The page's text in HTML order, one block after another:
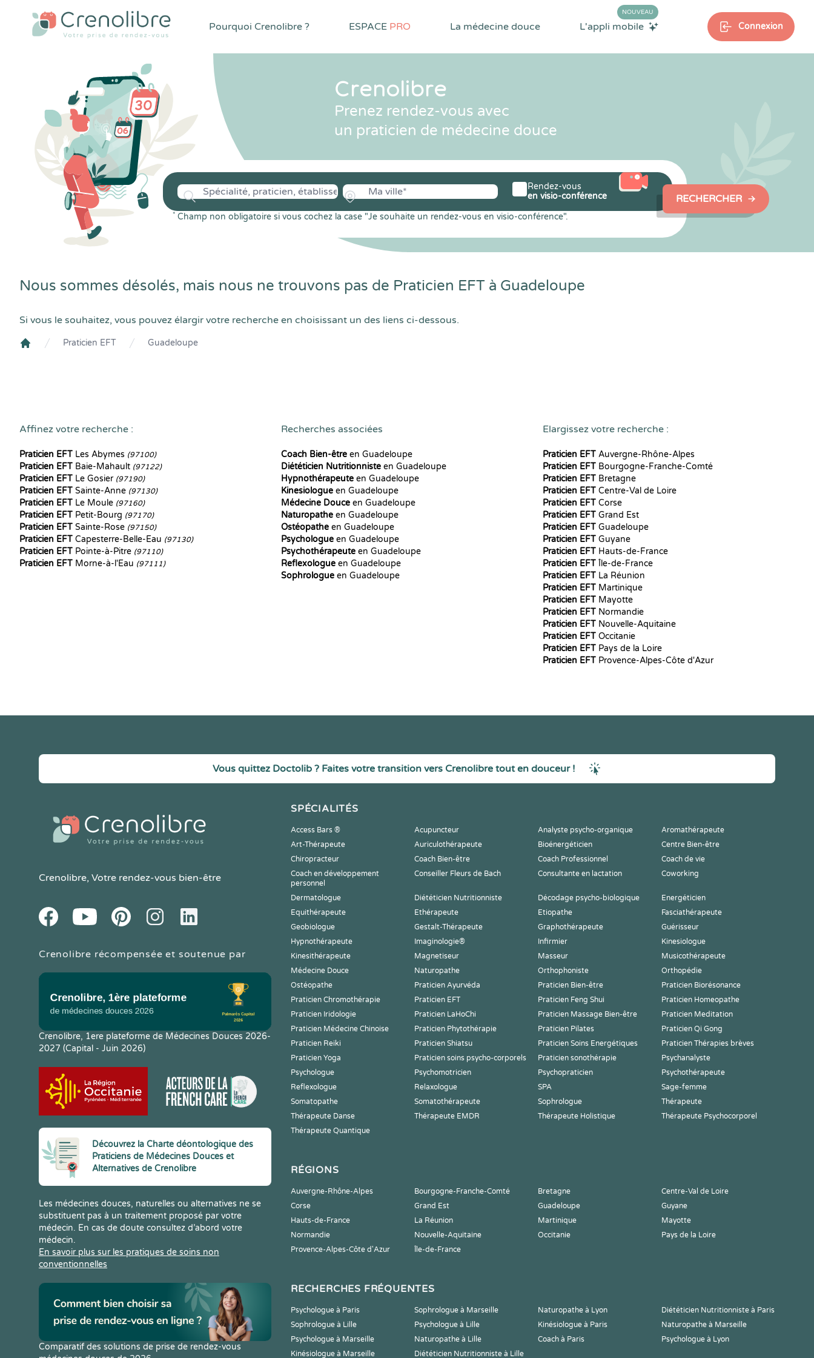
Pourquoi Crenolibre ? ESPACE PRO La médecine douce L'appli mobile
NOUVEAU
Connexion
Crenolibre
Prenez rendez-vous avec
un praticien de médecine douce
* Champ non obligatoire si vous cochez la case "Je souhaite un rendez-vous en visio-conférence".
Rendez-vous
en visio-conférence
RECHERCHER
Nous sommes désolés, mais nous ne trouvons pas de Praticien EFT à Guadeloupe
Si vous le souhaitez, vous pouvez élargir votre recherche en choisissant un des liens ci-dessous.
Praticien EFT Guadeloupe
Affinez votre recherche :
Praticien EFT Les Abymes (97100)
Praticien EFT Baie-Mahault (97122)
Praticien EFT Le Gosier (97190)
Praticien EFT Sainte-Anne (97130)
Praticien EFT Le Moule (97160)
Praticien EFT Petit-Bourg (97170)
Praticien EFT Sainte-Rose (97150)
Praticien EFT Capesterre-Belle-Eau (97130)
Praticien EFT Pointe-à-Pitre (97110)
Praticien EFT Morne-à-l'Eau (97111)
Recherches associées
Coach Bien-être en Guadeloupe
Diététicien Nutritionniste en Guadeloupe
Hypnothérapeute en Guadeloupe
Kinesiologue en Guadeloupe
Médecine Douce en Guadeloupe
Naturopathe en Guadeloupe
Ostéopathe en Guadeloupe
Psychologue en Guadeloupe
Psychothérapeute en Guadeloupe
Reflexologue en Guadeloupe
Sophrologue en Guadeloupe
Elargissez votre recherche :
Praticien EFT Auvergne-Rhône-Alpes
Praticien EFT Bourgogne-Franche-Comté
Praticien EFT Bretagne
Praticien EFT Centre-Val de Loire
Praticien EFT Corse
Praticien EFT Grand Est
Praticien EFT Guadeloupe
Praticien EFT Guyane
Praticien EFT Hauts-de-France
Praticien EFT Île-de-France
Praticien EFT La Réunion
Praticien EFT Martinique
Praticien EFT Mayotte
Praticien EFT Normandie
Praticien EFT Nouvelle-Aquitaine
Praticien EFT Occitanie
Praticien EFT Pays de la Loire
Praticien EFT Provence-Alpes-Côte d'Azur
Vous quittez Doctolib ? Faites votre transition vers Crenolibre tout en douceur !
Crenolibre, Votre rendez-vous bien-être
FacebookYoutube PinteresetInstagramLinkedIn
Crenolibre récompensée et soutenue par
Crenolibre, 1ere plateforme de Médecines Douces 2026-
2027 (Capital - Juin 2026)
Découvrez la Charte déontologique des
Praticiens de Médecines Douces et
Alternatives de Crenolibre
Les médecines douces, naturelles ou alternatives ne se
substituent pas à un traitement proposé par votre
médecin. En cas de doute consultez d’abord votre
médecin.
En savoir plus sur les pratiques de soins non
conventionnelles
Comparatif des solutions de prise de rendez-vous
SPÉCIALITÉS
Access Bars ® Acupuncteur Analyste psycho-organique
Aromathérapeute
Art-Thérapeute
Auriculothérapeute Bioénergéticien
Centre Bien-être
Chiropracteur
Coach Bien-être Coach Professionnel
Coach de vie
Coach en développement
personnel
Conseiller Fleurs de Bach Consultante en lactation Coworking
Dermatologue Diététicien Nutritionniste Décodage psycho-biologique
Energéticien
Equithérapeute
Ethérapeute Etiopathe
Fasciathérapeute
Geobiologue
Gestalt-Thérapeute Graphothérapeute
Guérisseur
Hypnothérapeute
Imaginologie® Infirmier
Kinesiologue
Kinesithérapeute
Magnetiseur Masseur
Musicothérapeute
Médecine Douce
Naturopathe Orthophoniste
Orthopédie
Ostéopathe
Praticien Ayurvéda Praticien Bien-être
Praticien Biorésonance
Praticien Chromothérapie
Praticien EFT Praticien Feng Shui
Praticien Homeopathe
Praticien Iridologie
Praticien LaHoChi Praticien Massage Bien-être
Praticien Meditation
Praticien Médecine Chinoise
Praticien Phytothérapie Praticien Pilates
Praticien Qi Gong
Praticien Reiki
Praticien Shiatsu Praticien Soins Energétiques
Praticien Thérapies brèves
Praticien Yoga
Praticien soins psycho-corporels Praticien sonothérapie
Psychanalyste
Psychologue
Psychomotricien Psychopraticien
Psychothérapeute
Reflexologue
Relaxologue SPA
Sage-femme
Somatopathe
Somatothérapeute Sophrologue
Thérapeute
Thérapeute Danse
Thérapeute EMDR Thérapeute Holistique
Thérapeute Psychocorporel
Thérapeute Quantique
RÉGIONS
Auvergne-Rhône-Alpes Bourgogne-Franche-Comté Bretagne
Centre-Val de Loire
Corse
Grand Est Guadeloupe
Guyane
Hauts-de-France
La Réunion Martinique
Mayotte
Normandie
Nouvelle-Aquitaine Occitanie
Pays de la Loire
Provence-Alpes-Côte d'Azur
Île-de-France
RECHERCHES FRÉQUENTES
Psychologue à Paris Sophrologue à Marseille Naturopathe à Lyon
Diététicien Nutritionniste à Paris
Sophrologue à Lille
Psychologue à Lille Kinésiologue à Paris
Naturopathe à Marseille
Psychologue à Marseille
Naturopathe à Lille Coach à Paris
Psychologue à Lyon
Kinésiologue à Marseille
Diététicien Nutritionniste à Lille